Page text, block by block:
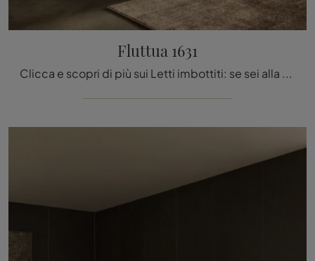
Fluttua 1631
Clicca e scopri di più sui Letti imbottiti: se sei alla ricerca di modelli matrimoniali design, il modello Fluttua 1631 Lago fa al caso tuo.